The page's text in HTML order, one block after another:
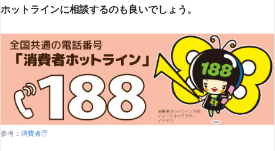
ホットラインに相談するのも良いでしょう。
参考： 消費者庁